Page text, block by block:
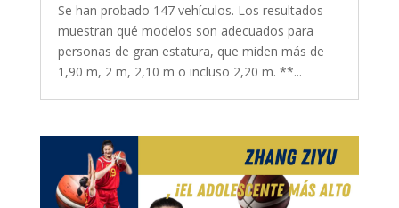
Se han probado 147 vehículos. Los resultados
muestran qué modelos son adecuados para
personas de gran estatura, que miden más de
1,90 m, 2 m, 2,10 m o incluso 2,20 m. **...